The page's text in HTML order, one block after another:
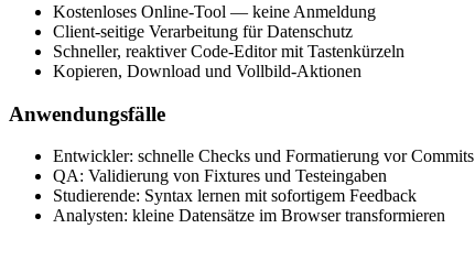
Kostenloses Online‑Tool — keine Anmeldung
Client‑seitige Verarbeitung für Datenschutz
Schneller, reaktiver Code‑Editor mit Tastenkürzeln
Kopieren, Download und Vollbild‑Aktionen
Anwendungsfälle
Entwickler: schnelle Checks und Formatierung vor Commits
QA: Validierung von Fixtures und Testeingaben
Studierende: Syntax lernen mit sofortigem Feedback
Analysten: kleine Datensätze im Browser transformieren